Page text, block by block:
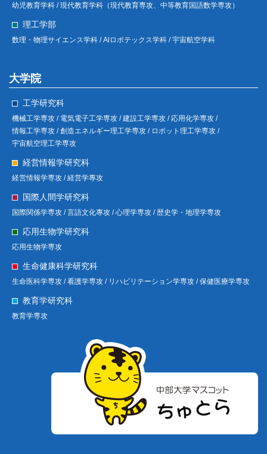
幼児教育学科 / 現代教育学科（現代教育専攻、中等教育国語数学専攻）
理工学部
数理・物理サイエンス学科 / Alロボテックス学科 / 宇宙航空学科
大学院
工学研究科
機械工学専攻 / 電気電子工学専攻 / 建設工学専攻 / 応用化学専攻 /
情報工学専攻 / 創造エネルギー理工学専攻 / ロボット理工学専攻 /
宇宙航空理工学専攻
経営情報学研究科
経営情報学専攻 / 経営学專攻
国際人間学研究科
国際関係学専攻 / 言語文化專攻 / 心理学専攻 / 歴史学・地理学専攻
応用生物学研究科
応用生物学専攻
生命健康科学研究科
生命医科学専攻 / 看護学専攻 / リハビリテーション学専攻 / 保健医療学専攻
教育学研究科
教育学専攻